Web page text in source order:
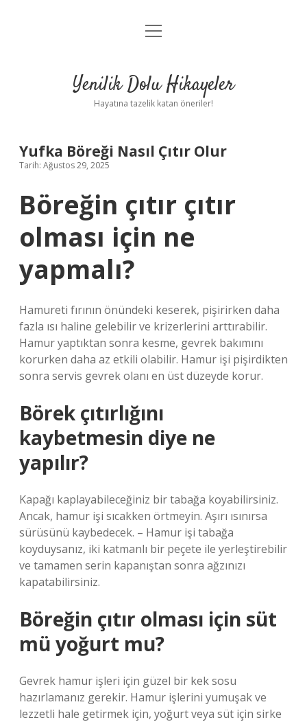
Anasayfa
Yasal Uyarı
menüyü
Yenilik Dolu Hikayeler
Hayatına tazelik katan öneriler!
Yufka Böreği Nasıl Çıtır Olur
Tarih: Ağustos 29, 2025
Böreğin çıtır çıtır
olması için ne
yapmalı?
Hamureti fırının önündeki keserek, pişirirken daha
fazla ısı haline gelebilir ve krizerlerini arttırabilir.
Hamur yaptıktan sonra kesme, gevrek bakımını
korurken daha az etkili olabilir. Hamur işi pişirdikten
sonra servis gevrek olanı en üst düzeyde korur.
Börek çıtırlığını
kaybetmesin diye ne
yapılır?
Kapağı kaplayabileceğiniz bir tabağa koyabilirsiniz.
Ancak, hamur işi sıcakken örtmeyin. Aşırı ısınırsa
sürüsünü kaybedecek. – Hamur işi tabağa
koyduysanız, iki katmanlı bir peçete ile yerleştirebilir
ve tamamen serin kapanıştan sonra ağzınızı
kapatabilirsiniz.
Böreğin çıtır olması için süt
mü yoğurt mu?
Gevrek hamur işleri için güzel bir kek sosu
hazırlamanız gerekir. Hamur işlerini yumuşak ve
lezzetli hale getirmek için, yoğurt veya süt için sirke